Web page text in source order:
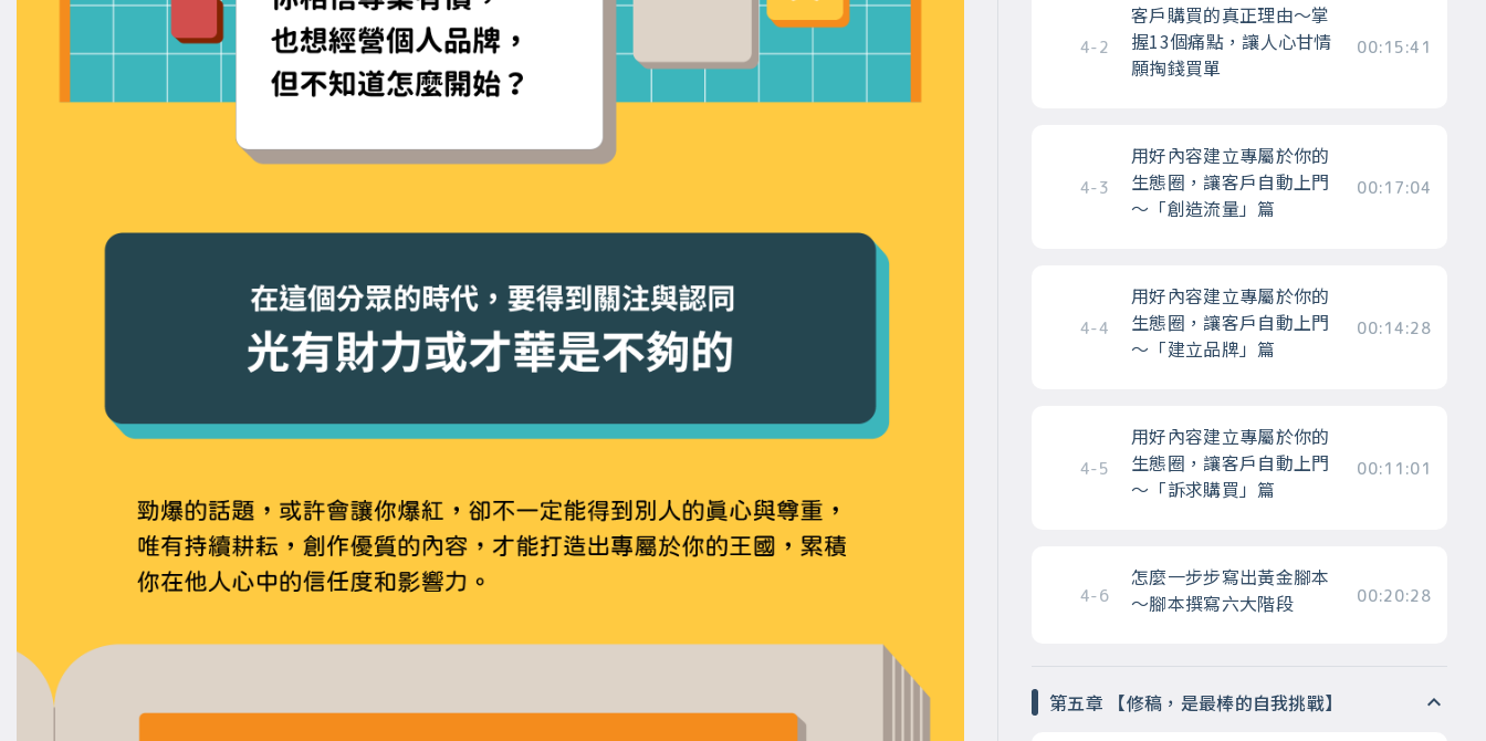
4-2
客戶購買的真正理由～掌
握13個痛點，讓人心甘情
願掏錢買單
00:15:41
4-3
用好內容建立專屬於你的
生態圈，讓客戶自動上門
～「創造流量」篇
00:17:04
4-4
用好內容建立專屬於你的
生態圈，讓客戶自動上門
～「建立品牌」篇
00:14:28
4-5
用好內容建立專屬於你的
生態圈，讓客戶自動上門
～「訴求購買」篇
00:11:01
4-6
怎麼一步步寫出黃金腳本
～腳本撰寫六大階段
00:20:28
第五章 【修稿，是最棒的自我挑戰】